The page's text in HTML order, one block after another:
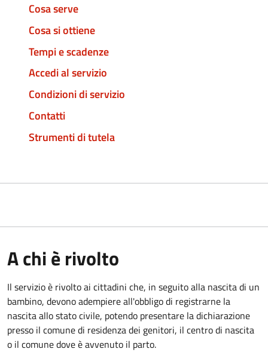
Cosa serve
Cosa si ottiene
Tempi e scadenze
Accedi al servizio
Condizioni di servizio
Contatti
Strumenti di tutela
A chi è rivolto
Il servizio è rivolto ai cittadini che, in seguito alla nascita di un
bambino, devono adempiere all'obbligo di registrarne la
nascita allo stato civile, potendo presentare la dichiarazione
presso il comune di residenza dei genitori, il centro di nascita
o il comune dove è avvenuto il parto.